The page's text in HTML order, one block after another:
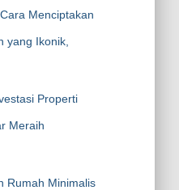
Menciptakan
yang Ikonik,
Properti
Meraih
Rumah Minimalis